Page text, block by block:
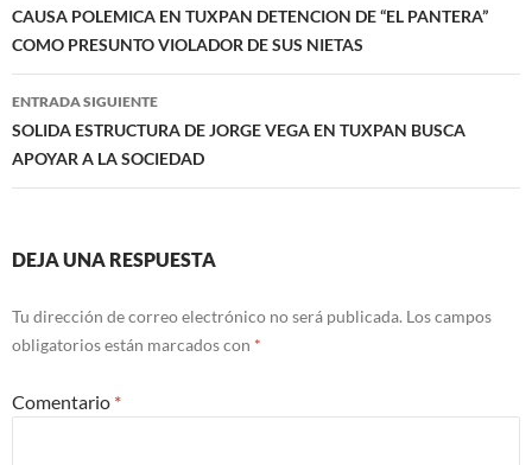
de
entradas
CAUSA POLEMICA EN TUXPAN DETENCION DE “EL PANTERA”
COMO PRESUNTO VIOLADOR DE SUS NIETAS
ENTRADA SIGUIENTE
SOLIDA ESTRUCTURA DE JORGE VEGA EN TUXPAN BUSCA
APOYAR A LA SOCIEDAD
DEJA UNA RESPUESTA
Tu dirección de correo electrónico no será publicada. Los campos
obligatorios están marcados con *
Comentario *